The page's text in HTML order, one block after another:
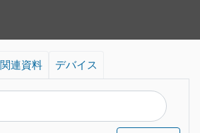
関連資料 デバイス